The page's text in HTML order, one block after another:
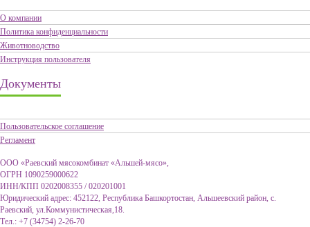
О компании
Политика конфиденциальности
Животноводство
Инструкция пользователя
Документы
Пользовательское соглашение
Регламент
ООО «Раевский мясокомбинат «Альшей-мясо»,
ОГРН 1090259000622
ИНН/КПП 0202008355 / 020201001
Юридический адрес: 452122, Республика Башкортостан, Альшеевский район, с.
Раевский, ул.Коммунистическая,18.
Тел.: +7 (34754) 2-26-70